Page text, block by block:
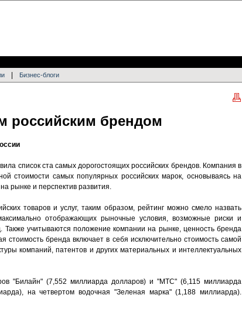
Бизнес-блоги
российским брендом
список ста самых дорогостоящих российских брендов. Компания в
стоимости самых популярных российских марок, основываясь на
рынке и перспектив развития.
товаров и услуг, таким образом, рейтинг можно смело назвать
отображающих рыночные условия, возможные риски и
учитываются положение компании на рынке, ценность бренда
бренда включает в себя исключительно стоимость самой
компаний, патентов и других материальных и интеллектуальных
"Билайн" (7,552 миллиарда долларов) и "МТС" (6,115 миллиарда
на четвертом водочная "Зеленая марка" (1,188 миллиарда).